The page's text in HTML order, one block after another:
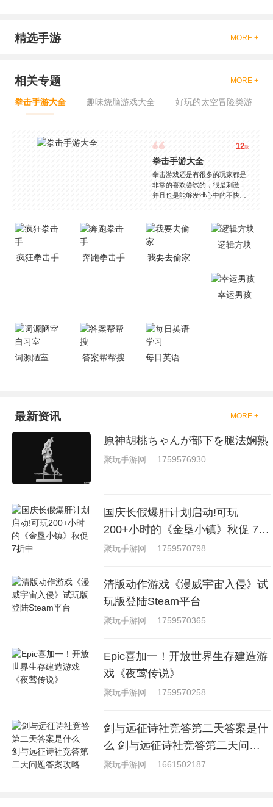
精选手游 MORE +
相关专题 MORE +
拳击手游大全 趣味烧脑游戏大全 好玩的太空冒险类游
12款
拳击手游大全
拳击游戏还是有很多的玩家都是
非常的喜欢尝试的，很是刺激，
并且也是能够发泄心中的不快
是一些格斗的游戏，其实是非常
的有趣，也是相当的刺激的，游
戏中是有一些不同的场景都是能
够去进行体验的，我们也是能够
就是收集了一些有意思的拳击游
戏，相信你们一定会喜欢的。
疯狂拳击手 奔跑拳击手 我要去偷家
逻辑方块
幸运男孩
答案帮帮搜 每日英语学习
最新资讯 MORE +
原神胡桃ちゃんが部下を腿法娴熟
聚玩手游网 1759576930
国庆长假爆肝计划启动!可玩
200+小时的《金垦小镇》秋促 7折
中
聚玩手游网 1759570798
清版动作游戏《漫威宇宙入侵》试
玩版登陆Steam平台
聚玩手游网 1759570365
Epic喜加一！开放世界生存建造游
戏《夜莺传说》
聚玩手游网 1759570258
剑与远征诗社竞答第二天答案是什
么 剑与远征诗社竞答第二天问题
答案攻略
聚玩手游网 1661502187